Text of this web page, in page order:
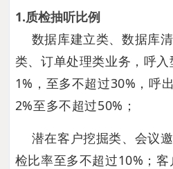
1.质检抽听比例
数据库建立类、数据库
类、订单处理类业务，呼
1%，至多不超过30%，呼
2%至多不超过50%；
潜在客户挖掘类、会议
检比率至多不超过10%；